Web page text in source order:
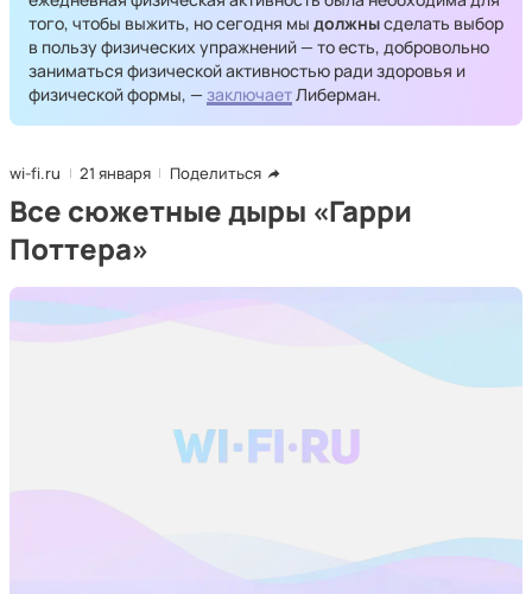
того, чтобы выжить, но сегодня мы должнысделать выбор
в пользу физических упражнений — то есть, добровольно
заниматься физической активностью ради здоровья и
физической формы, — заключаетЛиберман.
wi-fi.ru 21 января Поделиться
Все сюжетные дыры «Гарри
Поттера»